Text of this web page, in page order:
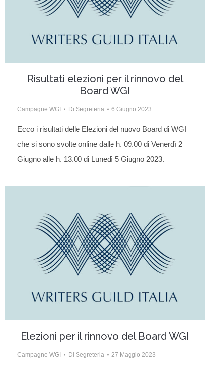
Risultati elezioni per il rinnovo del
Board WGI
Campagne WGI Di Segreteria 6 Giugno 2023
Ecco i risultati delle Elezioni del nuovo Board di WGI
che si sono svolte online dalle h. 09.00 di Venerdì 2
Giugno alle h. 13.00 di Lunedì 5 Giugno 2023.
Elezioni per il rinnovo del Board WGI
Campagne WGI Di Segreteria 27 Maggio 2023